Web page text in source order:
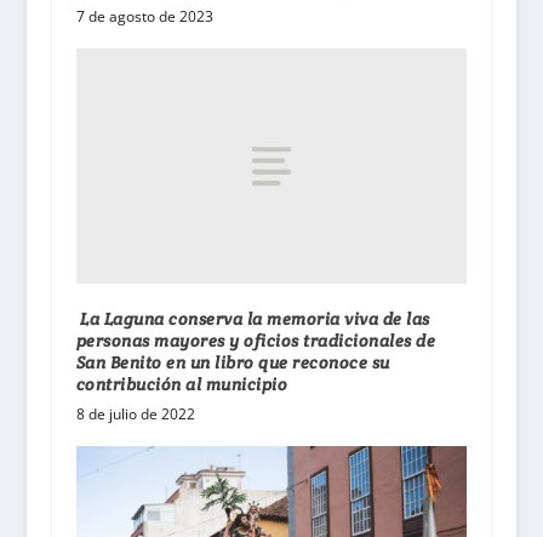
7 de agosto de 2023
La Laguna conserva la memoria viva de las
personas mayores y oficios tradicionales de
San Benito en un libro que reconoce su
contribución al municipio
8 de julio de 2022